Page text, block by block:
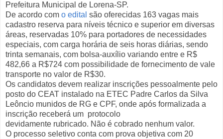
Prefeitura Municipal de Lorena-SP.
De acordo com o edital são oferecidas 163 vagas mais
cadastro reserva para níveis técnico e superior em diversas
áreas, reservadas 10% para portadores de necessidades
especiais, com carga horária de seis horas diárias, sendo
trinta semanais, com bolsa-auxílio variando entre e R$
482,66 a R$724 com possibilidade de fornecimento de vale
transporte no valor de R$30.
Os candidatos devem realizar inscrições pessoalmente pelo
posto do CEAT instalado na ETEC Padre Carlos da Silva
Leôncio munidos de RG e CPF, onde após formalizada a
inscrição receberá um protocolo
devidamente rubricado. Não é cobrado nenhum valor.
O processo seletivo conta com prova objetiva com 20